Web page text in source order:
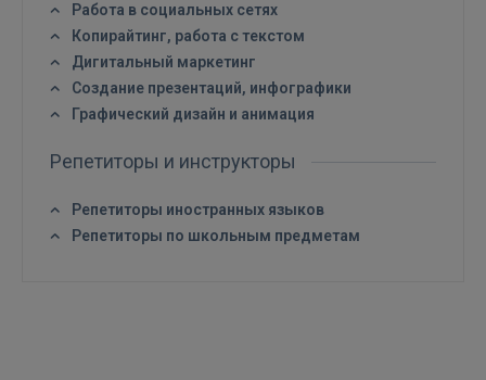
Войти
Забыли пароль? Запомнить?
Работа в социальных сетях
Копирайтинг, работа с текстом
Дигитальный маркетинг
Создание презентаций, инфографики
Графический дизайн и анимация
Репетиторы и инструкторы
Репетиторы иностранных языков
Репетиторы по школьным предметам